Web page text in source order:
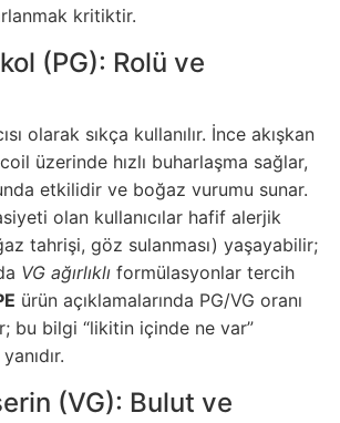
kritiktir.
(PG): Rolü ve
olarak sıkça kullanılır. İnce akışkan
üzerinde hızlı buharlaşma sağlar,
etkilidir ve boğaz vurumu sunar.
olan kullanıcılar hafif alerjik
tahrişi, göz sulanması) yaşayabilir;
VG ağırlıklı formülasyonlar tercih
ürün açıklamalarında PG/VG oranı
bu bilgi “likitin içinde ne var”
(VG): Bulut ve